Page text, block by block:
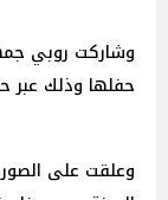
وشاركت روبي
حفلها وذلك عبر
وعلقت على